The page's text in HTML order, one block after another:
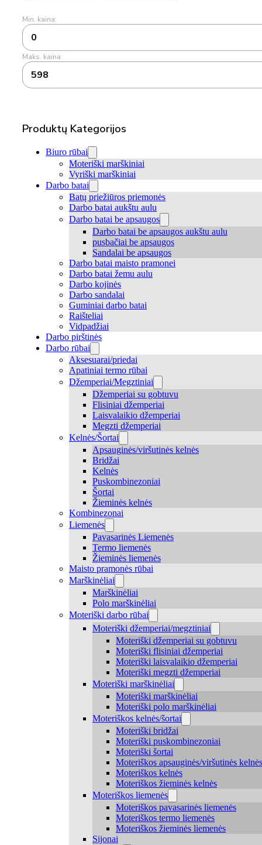
Min. kaina:
0
Maks. kaina:
598
Produktų Kategorijos
Biuro rūbai
Moteriški marškiniai
Vyriški marškiniai
Darbo batai
Batų priežiūros priemonės
Darbo batai aukštu aulu
Darbo batai be apsaugos
Darbo batai be apsaugos aukštu aulu
pusbačiai be apsaugos
Sandalai be apsaugos
Darbo batai maisto pramonei
Darbo batai žemu aulu
Darbo kojinės
Darbo sandalai
Guminiai darbo batai
Raišteliai
Vidpadžiai
Darbo pirštinės
Darbo rūbai
Aksesuarai/priedai
Apatiniai termo rūbai
Džemperiai/Megztiniai
Džemperiai su gobtuvu
Flisiniai džemperiai
Laisvalaikio džemperiai
Megzti džemperiai
Kelnės/Šortai
Apsauginės/viršutinės kelnės
Bridžai
Kelnės
Puskombinezoniai
Šortai
Žieminės kelnės
Kombinezonai
Liemenės
Pavasarinės Liemenės
Termo liemenės
Žieminės liemenės
Maisto pramonės rūbai
Marškinėliai
Marškinėliai
Polo marškinėliai
Moteriški darbo rūbai
Moteriški džemperiai/megztiniai
Moteriški džemperiai su gobtuvu
Moteriški flisiniai džemperiai
Moteriški laisvalaikio džemperiai
Moteriški megzti džemperiai
Moteriški marškinėliai
Moteriški marškinėliai
Moteriški polo marškinėliai
Moteriškos kelnės/šortai
Moteriški bridžai
Moteriški puskombinezoniai
Moteriški šortai
Moteriškos apsauginės/viršutinės kelnės
Moteriškos kelnės
Moteriškos žieminės kelnės
Moteriškos liemenės
Moteriškos pavasarinės liemenės
Moteriškos termo liemenės
Moteriškos žieminės liemenės
Sijonai